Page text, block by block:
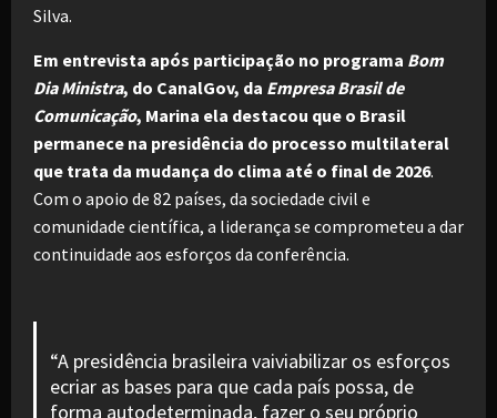
Silva.
Em entrevista após participação no programa Bom
Dia Ministra, do CanalGov, da Empresa Brasil de
Comunicação, Marina ela destacou que o Brasil
permanece na presidência do processo multilateral
que trata da mudança do clima até o final de 2026.
Com o apoio de 82 países, da sociedade civil e
comunidade científica, a liderança se comprometeu a dar
continuidade aos esforços da conferência.
“A presidência brasileira vaiviabilizar os esforços
ecriar as bases para que cada país possa, de
forma autodeterminada, fazer o seu próprio